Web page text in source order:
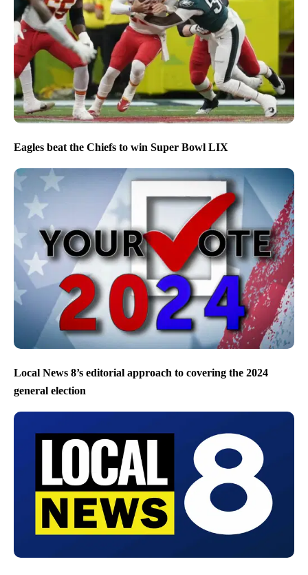
Eagles beat the Chiefs to win Super Bowl LIX
Local News 8’s editorial approach to covering the 2024
general election